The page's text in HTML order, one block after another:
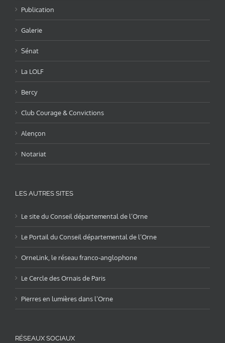
Publication
Galerie
Sénat
La LOLF
Bercy
Club Courage & Convictions
Alençon
Notariat
LES AUTRES SITES
Le site du Conseil départemental de l’Orne
Le Portail du Conseil départemental de l’Orne
OrneLink, le réseau franco-anglophone
Le Cercle des Ornais de Paris
Pierres en lumières dans l’Orne
RÉSEAUX SOCIAUX